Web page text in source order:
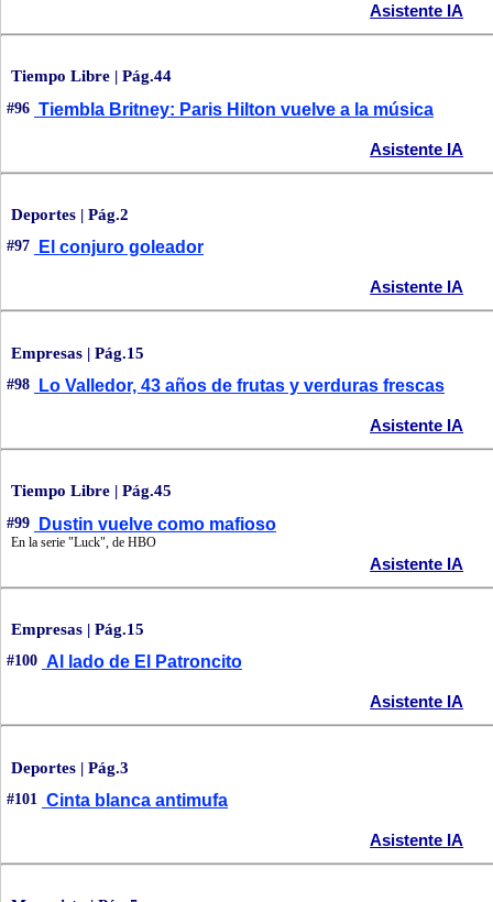
Asistente IA
Tiempo Libre | Pág.44
#96 Tiembla Britney: Paris Hilton vuelve a la música
Asistente IA
Deportes | Pág.2
#97 El conjuro goleador
Asistente IA
Empresas | Pág.15
#98 Lo Valledor, 43 años de frutas y verduras frescas
Asistente IA
Tiempo Libre | Pág.45
#99 Dustin vuelve como mafioso
En la serie "Luck", de HBO
Asistente IA
Empresas | Pág.15
#100 Al lado de El Patroncito
Asistente IA
Deportes | Pág.3
#101 Cinta blanca antimufa
Asistente IA